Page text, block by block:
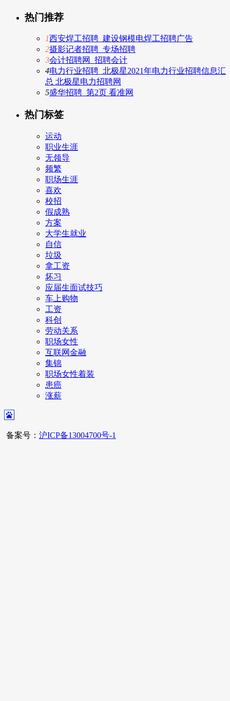
热门推荐
1西安焊工招聘_建设钢模电焊工招聘广告
2摄影记者招聘_专场招聘
3会计招聘网_招聘会计
4电力行业招聘_北极星2021年电力行业招聘信息汇
总 北极星电力招聘网
5盛华招聘_第2页 看准网
热门标签
运动
职业生涯
无领导
频繁
职场生涯
喜欢
校招
假成熟
方案
大学生就业
自信
垃圾
拿工资
坏习
应届生面试技巧
车上购物
工资
科创
劳动关系
职场女性
互联网金融
集锦
职场女性着装
患癌
涨薪
备案号： 沪ICP备13004700号-1